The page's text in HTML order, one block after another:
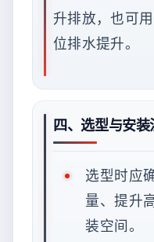
升排放，也可
位排水提升。
四、选型与安装
选型时应
量、提升
装空间。